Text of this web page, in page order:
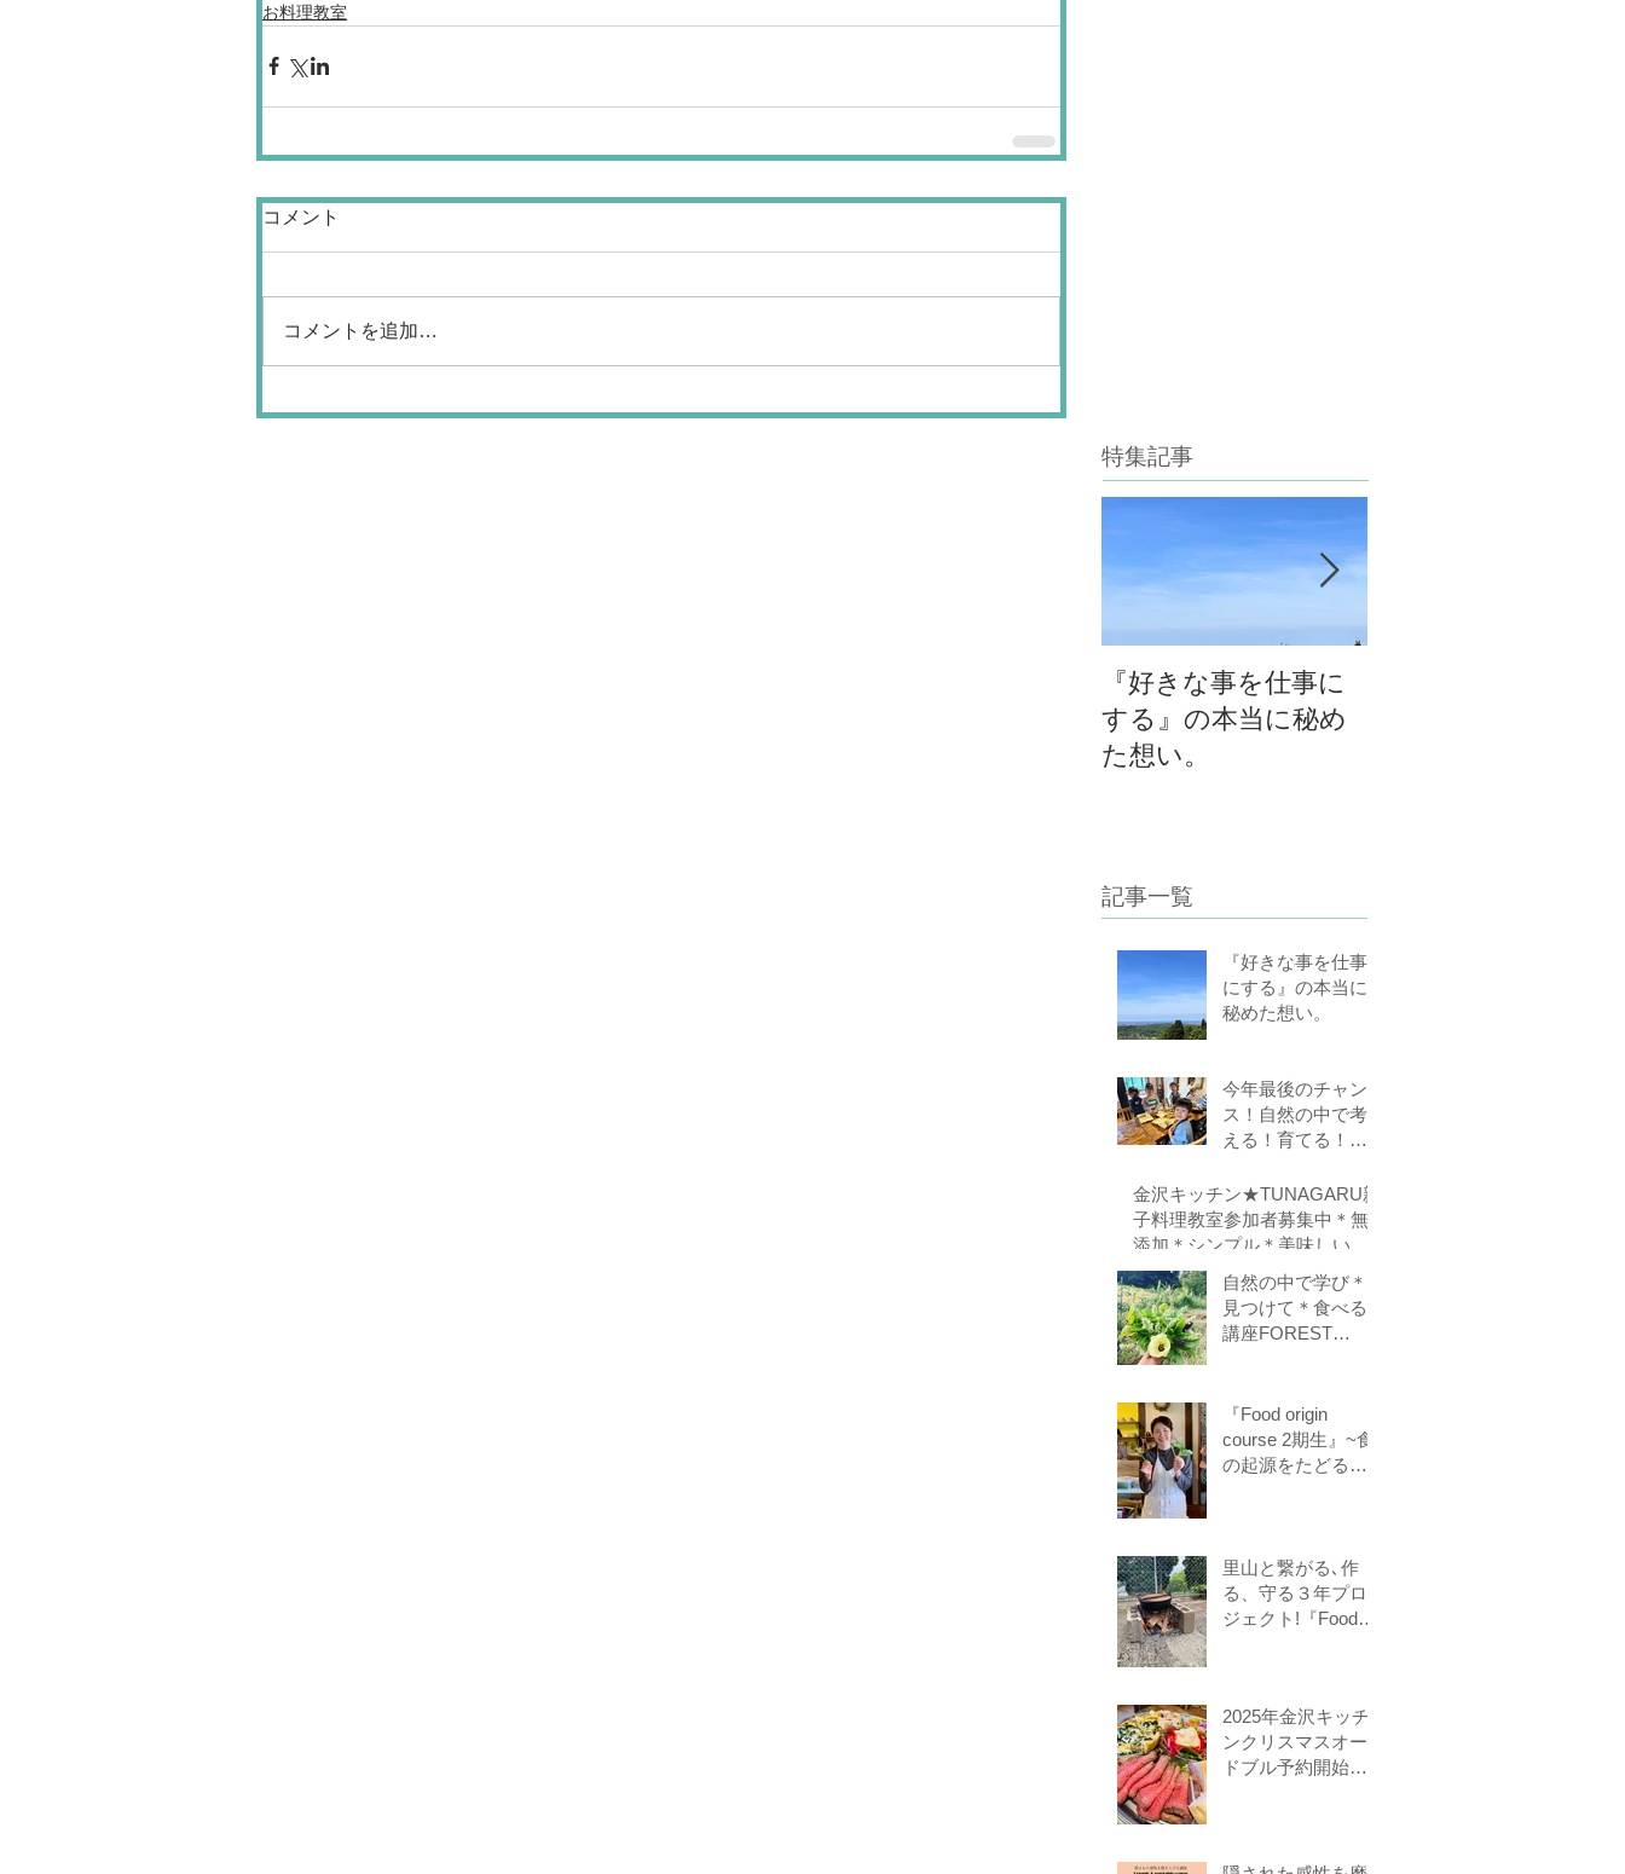
お料理教室
コメント
コメントを追加…
特集記事
『好きな事を仕事に
する』の本当に秘め
た想い。
記事一覧
『好きな事を仕事
にする』の本当に
秘めた想い。
今年最後のチャン
ス！自然の中で考
える！育てる！食
はぐくみスクール
１０期生募集中
（体験講座もあり
金沢キッチン★TUNAGARU親
子料理教室参加者募集中＊無
添加＊シンプル＊美味しい＊
子供の味覚を育てる＊栄養バ
ランス＊親子のコミニケーシ
ョンを育てる
自然の中で学び＊
見つけて＊食べる
講座FOREST
募集
『Food origin
course 2期生』~食
の起源をたどる料
るをテーマに作る
ことに意識を生み
出す調理法、オフ
里山と繋がる､作
る、守る３年プロ
ジェクト!『Food
2025年金沢キッチ
ンクリスマスオー
ドブル予約開始し